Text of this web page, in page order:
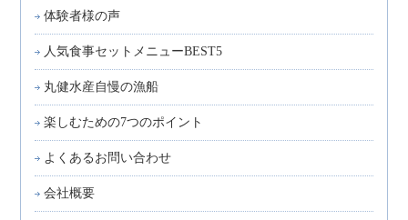
体験者様の声
人気食事セットメニューBEST5
丸健水産自慢の漁船
楽しむための7つのポイント
よくあるお問い合わせ
会社概要